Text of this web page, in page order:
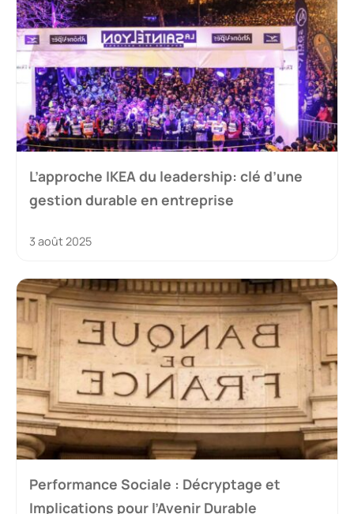
L’approche IKEA du leadership: clé d’une
gestion durable en entreprise
3 août 2025
Performance Sociale : Décryptage et
Implications pour l’Avenir Durable